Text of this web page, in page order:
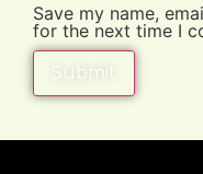
Save my name,
for the next time I